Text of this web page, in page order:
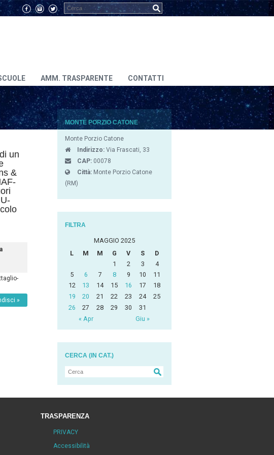
AMM. TRASPARENTE CONTATTI
un
&
»
MONTE PORZIO CATONE
Monte Porzio Catone
Indirizzo: Via Frascati, 33
CAP: 00078
Città: Monte Porzio Catone
(RM)
FILTRA
MAGGIO 2025
L
M M G V S D
« Apr Giu »
1 2 3
4
5
6 7 8 9 10
11
12
13 14 15 16 17
18
19
20 21 22 23 24
25
26
27 28 29 30 31
CERCA (IN CAT.)
TRASPARENZA
PRIVACY
Accessibilità